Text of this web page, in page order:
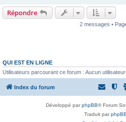
Répondre
2 messages •
QUI EST EN LIGNE
Utilisateurs parcourant ce forum : Aucun
Index du forum
Développé parphpBB® Forum
Traduit par